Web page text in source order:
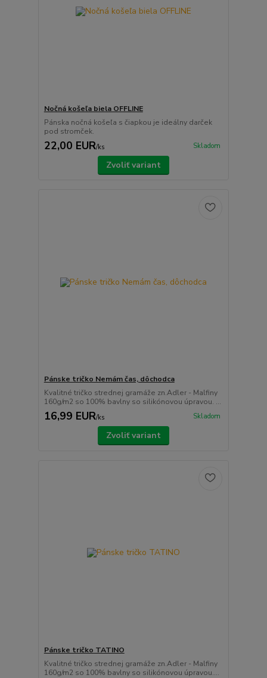
Nočná košeľa biela OFFLINE
Pánska nočná košeľa s čiapkou je ideálny darček
pod stromček.
22,00 EUR/ks Skladom
Zvoliť variant
Pánske tričko Nemám čas, dôchodca
Kvalitné tričko strednej gramáže zn.Adler - Malfiny
160g/m2 so 100% bavlny so silikónovou úpravou. ...
16,99 EUR/ks Skladom
Zvoliť variant
Pánske tričko TATINO
Kvalitné tričko strednej gramáže zn.Adler - Malfiny
160g/m2 so 100% bavlny so silikónovou úpravou....